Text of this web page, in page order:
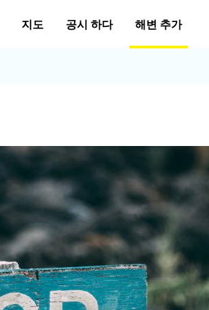
지도 공시 하다 해변 추가